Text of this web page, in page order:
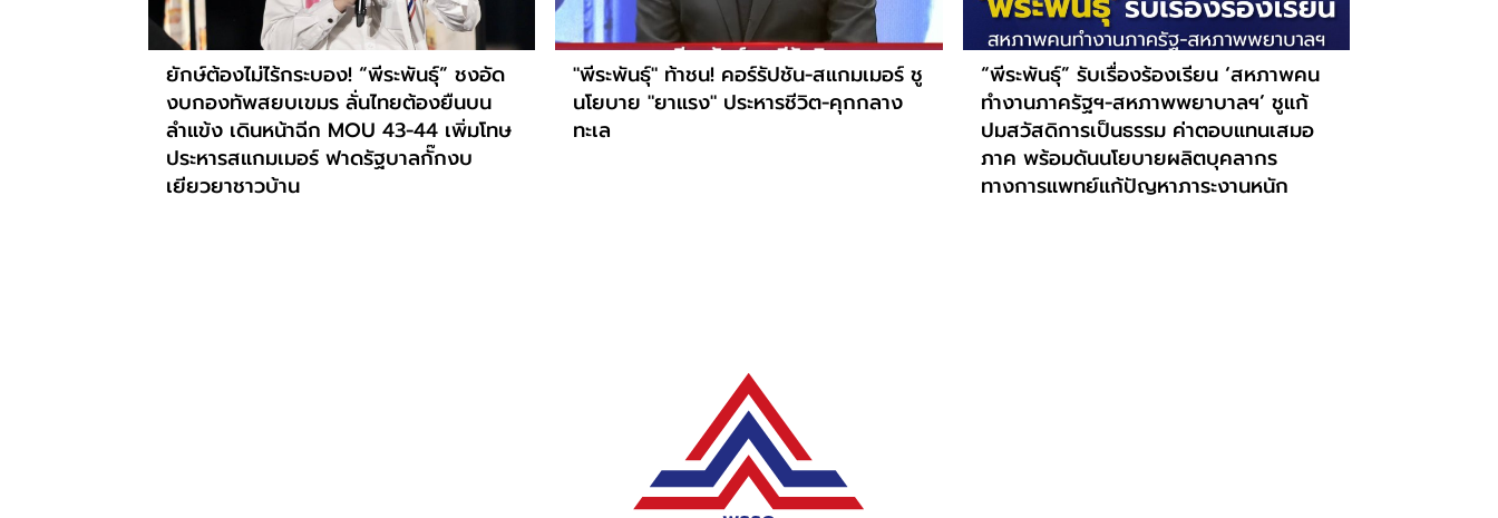
ยักษ์ต้องไม่ไร้กระบอง! “พีระพันธุ์” ชงอัด
งบกองทัพสยบเขมร ลั่นไทยต้องยืนบน
ลำแข้ง เดินหน้าฉีก MOU 43-44 เพิ่มโทษ
ประหารสแกมเมอร์ ฟาดรัฐบาลกั๊กงบ
เยียวยาชาวบ้าน
"พีระพันธุ์" ท้าชน! คอร์รัปชัน-สแกมเมอร์ ชู
นโยบาย "ยาแรง" ประหารชีวิต-คุกกลาง
ทะเล
“พีระพันธุ์” รับเรื่องร้องเรียน ‘สหภาพคน
ทำงานภาครัฐฯ-สหภาพพยาบาลฯ’ ชูแก้
ปมสวัสดิการเป็นธรรม ค่าตอบแทนเสมอ
ภาค พร้อมดันนโยบายผลิตบุคลากร
ทางการแพทย์แก้ปัญหาภาระงานหนัก